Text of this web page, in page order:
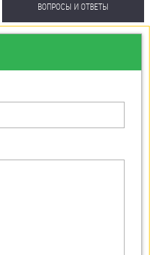
ВОПРОСЫ И ОТВЕТЫ